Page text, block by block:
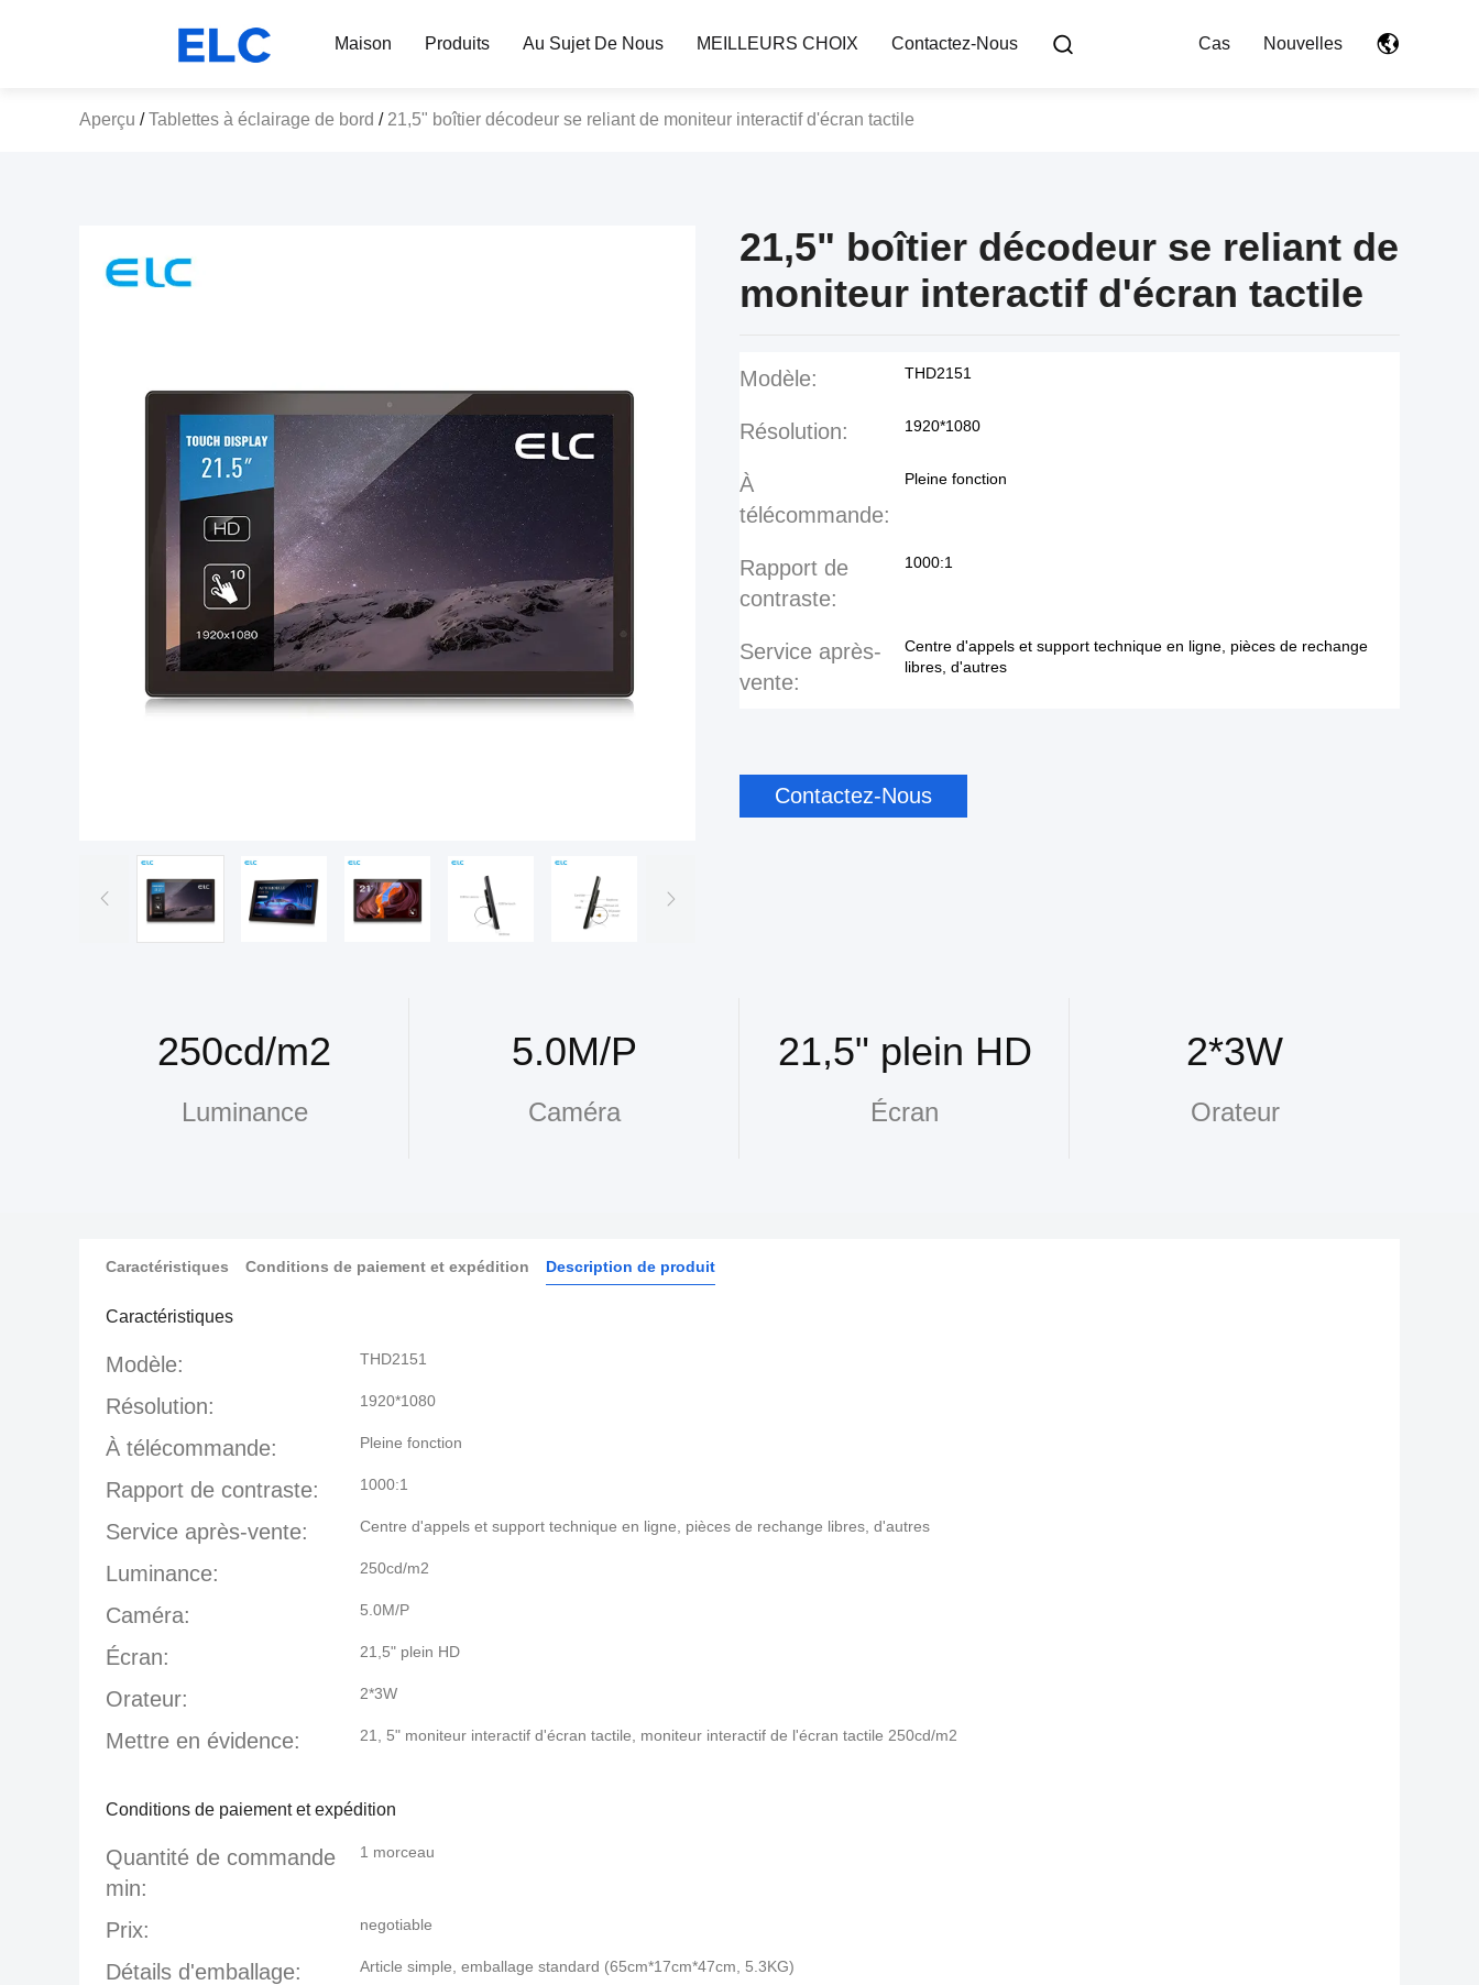
Maison Produits Au Sujet De Nous MEILLEURS CHOIX Contactez-Nous Cas Nouvelles
Aperçu / Tablettes à éclairage de bord / 21,5" boîtier décodeur se reliant de moniteur interactif d'écran tactile
21,5" boîtier décodeur se reliant de
moniteur interactif d'écran tactile
Modèle: THD2151
Résolution: 1920*1080
À
télécommande:
Pleine fonction
Rapport de
contraste:
1000:1
Service après-
vente:
Centre d'appels et support technique en ligne, pièces de rechange
libres, d'autres
Contactez-Nous
250cd/m2
Luminance
5.0M/P
Caméra
21,5" plein HD
Écran
2*3W
Orateur
Caractéristiques Conditions de paiement et expédition Description de produit
Caractéristiques
Modèle: THD2151
Résolution: 1920*1080
À télécommande: Pleine fonction
Rapport de contraste: 1000:1
Service après-vente: Centre d'appels et support technique en ligne, pièces de rechange libres, d'autres
Luminance: 250cd/m2
Caméra: 5.0M/P
Écran: 21,5" plein HD
Orateur: 2*3W
Mettre en évidence: 21 5" moniteur interactif d'écran tactile moniteur interactif de l'écran tactile 250cd/m2
Conditions de paiement et expédition
Quantité de commande
min:
1 morceau
Prix: negotiable
Détails d'emballage: Article simple, emballage standard (65cm*17cm*47cm, 5.3KG)